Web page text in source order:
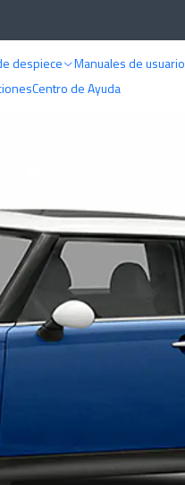
despiece Manuales de usuario
Centro de Ayuda